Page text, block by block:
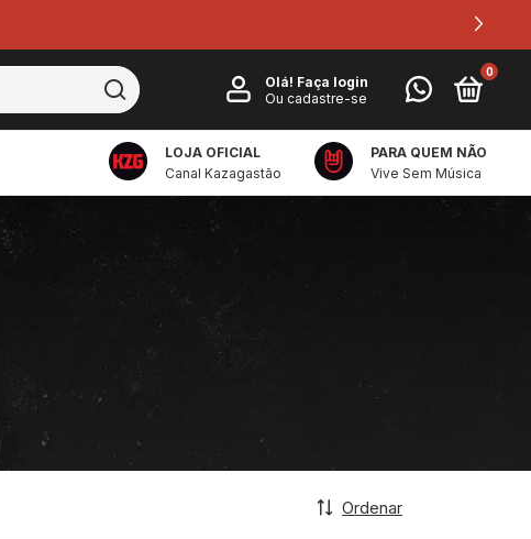
Olá! Faça login
Ou cadastre-se
0
LOJA OFICIAL
Canal Kazagastão
PARA QUEM NÃO
Vive Sem Música
Ordenar